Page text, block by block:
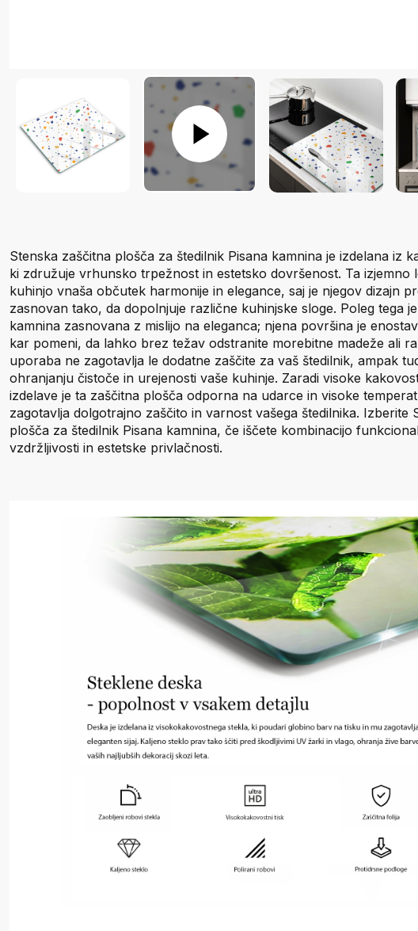
Stenska zaščitna plošča za štedilnik Pisana kamnina je izdelana iz
ki združuje vrhunsko trpežnost in estetsko dovršenost. Ta izjemno
kuhinjo vnaša občutek harmonije in elegance, saj je njegov dizajn
zasnovan tako, da dopolnjuje različne kuhinjske sloge. Poleg tega
kamnina zasnovana z mislijo na eleganca; njena površina je
kar pomeni, da lahko brez težav odstranite morebitne madeže ali
uporaba ne zagotavlja le dodatne zaščite za vaš štedilnik, ampak
ohranjanju čistoče in urejenosti vaše kuhinje. Zaradi visoke
izdelave je ta zaščitna plošča odporna na udarce in visoke
zagotavlja dolgotrajno zaščito in varnost vašega štedilnika. Izberite
plošča za štedilnik Pisana kamnina, če iščete kombinacijo
vzdržljivosti in estetske privlačnosti.